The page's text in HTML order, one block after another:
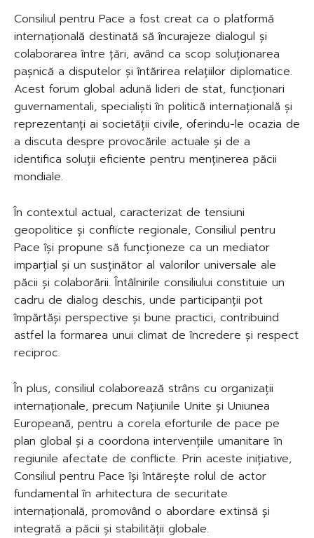
Consiliul pentru Pace a fost creat ca o platformă
internațională destinată să încurajeze dialogul și
colaborarea între țări, având ca scop soluționarea
pașnică a disputelor și întărirea relațiilor diplomatice.
Acest forum global adună lideri de stat, funcționari
guvernamentali, specialiști în politică internațională și
reprezentanți ai societății civile, oferindu-le ocazia de
a discuta despre provocările actuale și de a
identifica soluții eficiente pentru menținerea păcii
mondiale.
În contextul actual, caracterizat de tensiuni
geopolitice și conflicte regionale, Consiliul pentru
Pace își propune să funcționeze ca un mediator
imparțial și un susținător al valorilor universale ale
păcii și colaborării. Întâlnirile consiliului constituie un
cadru de dialog deschis, unde participanții pot
împărtăși perspective și bune practici, contribuind
astfel la formarea unui climat de încredere și respect
reciproc.
În plus, consiliul colaborează strâns cu organizații
internaționale, precum Națiunile Unite și Uniunea
Europeană, pentru a corela eforturile de pace pe
plan global și a coordona intervențiile umanitare în
regiunile afectate de conflicte. Prin aceste inițiative,
Consiliul pentru Pace își întărește rolul de actor
fundamental în arhitectura de securitate
internațională, promovând o abordare extinsă și
integrată a păcii și stabilității globale.